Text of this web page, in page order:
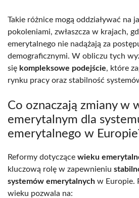
Takie różnice mogą oddziaływać na
pokoleniami, zwłaszcza w krajach,
emerytalnego nie nadążają za
demograficznymi. W obliczu tych
się kompleksowe podejście, które
rynku pracy oraz stabilność
Co oznaczają zmiany w
emerytalnym dla
emerytalnego w
Reformy dotyczące wieku
kluczową rolę w zapewnieniu
systemów emerytalnych w Europie.
wieku pozwala na: